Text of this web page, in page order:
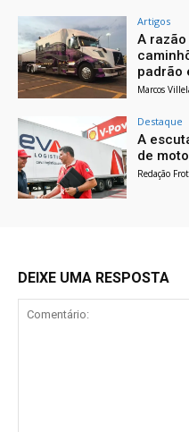
Artigos
A
padrão
Marcos
Destaque
A
de
Redação
DEIXE UMA RESPOSTA